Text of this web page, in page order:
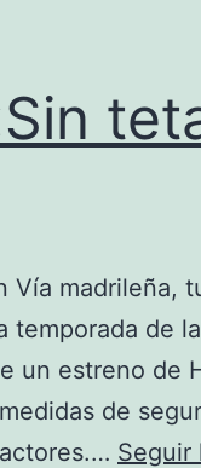
Vía madrileña,
de
un estreno de
de
Seguir